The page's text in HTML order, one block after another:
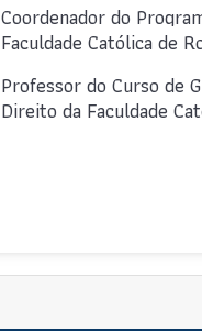
Coordenador do
Faculdade Católica de
Professor do Curso de
Direito da Faculdade